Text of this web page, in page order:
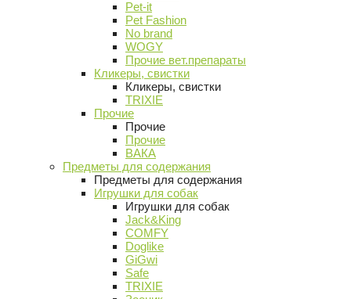
Pet-it
Pet Fashion
No brand
WOGY
Прочие вет.препараты
Кликеры, свистки
Кликеры, свистки
TRIXIE
Прочие
Прочие
Прочие
ВАКА
Предметы для содержания
Предметы для содержания
Игрушки для собак
Игрушки для собак
Jack&King
COMFY
Doglike
GiGwi
Safe
TRIXIE